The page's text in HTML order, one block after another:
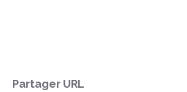
Partager URL